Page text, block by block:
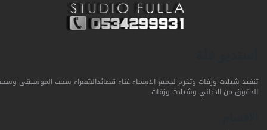
تنفيذ شيلات وزفات وتخرج لجميع الاسماء غناء قصائدالشعراء سحب الموسيقى وسحب
الحقوق من الاغاني وشيلات وزفات